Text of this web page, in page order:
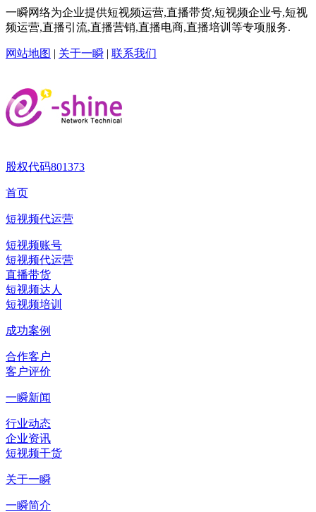
一瞬网络为企业提供短视频运营,直播带货,短视频企业号,短视
频运营,直播引流,直播营销,直播电商,直播培训等专项服务.
网站地图 | 关于一瞬 | 联系我们
股权代码801373
首页
短视频代运营
短视频账号
短视频代运营
直播带货
短视频达人
短视频培训
成功案例
合作客户
客户评价
一瞬新闻
行业动态
企业资讯
短视频干货
关于一瞬
一瞬简介